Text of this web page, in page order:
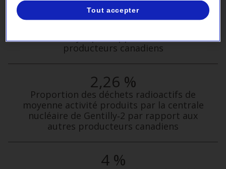
Proportion des déchets radioactifs de faible
de Gentilly‑2 par rapport aux autres
producteurs canadiens
2,26 %
Proportion des déchets radioactifs de
moyenne activité produits par la centrale
nucléaire de Gentilly‑2 par rapport aux
autres producteurs canadiens
4 %
Tout accepter